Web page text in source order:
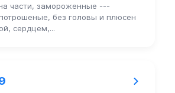
части, замороженные ---
без головы и плюсен
сердцем,...